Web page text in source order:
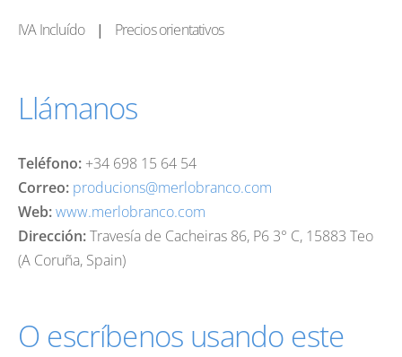
IVA Incluído | Precios orientativos
Llámanos
Teléfono: +34 698 15 64 54
Correo: producions@merlobranco.com
Web:www.merlobranco.com
Dirección:Travesía de Cacheiras 86, P6 3° C, 15883 Teo
(A Coruña, Spain)
O escríbenos usando este